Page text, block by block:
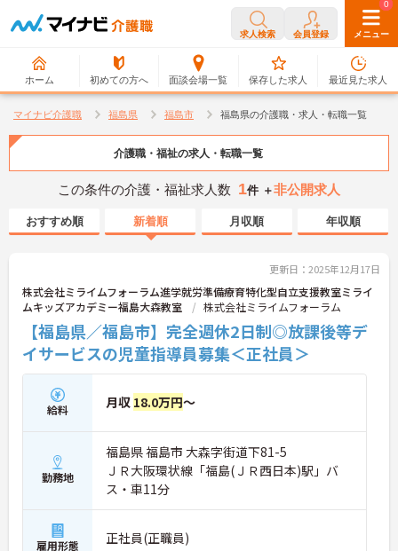
求人検索 会員登録 メニュー
ホーム 初めての方へ 面談会場一覧
0
保存した求人
0
最近見た求人
マイナビ介護職 福島県 福島市 福島県の介護職・求人・転職一覧
介護職・福祉の求人・転職一覧
この条件の介護・福祉求人数 1件 ＋非公開求人
おすすめ順 新着順 月収順 年収順
更新日：2025年12月17日
株式会社ミライムフォーラム進学就労準備療育特化型自立支援教室ミライ
ムキッズアカデミー福島大森教室
株式会社ミライムフォーラム
【福島県／福島市】完全週休2日制◎放課後等デ
イサービスの児童指導員募集＜正社員＞
給料 月収 18.0万円～
勤務地
福島県 福島市 大森字街道下81-5
ＪＲ大阪環状線「福島(ＪＲ西日本)駅」バ
ス・車11分
雇用形態 正社員(正職員)